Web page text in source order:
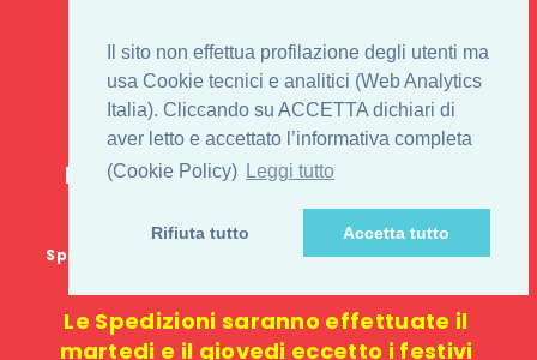
Il sito non effettua profilazione degli utenti ma
usa Cookie tecnici e analitici (Web Analytics
Italia). Cliccando su ACCETTA dichiari di
aver letto e accettato l’informativa completa
(Cookie Policy) Leggi tutto
Rifiuta tutto Accetta tutto
IL 1° STORE ON LINE
PENTAX USATO E
NUOVO
E-commerce 100% online: nessun
negozio fisico o punto di ritiro
Spedizione GRATUITA in Italia con spesa minima di
Le Spedizioni saranno effettuate il
martedi e il giovedi eccetto i festivi